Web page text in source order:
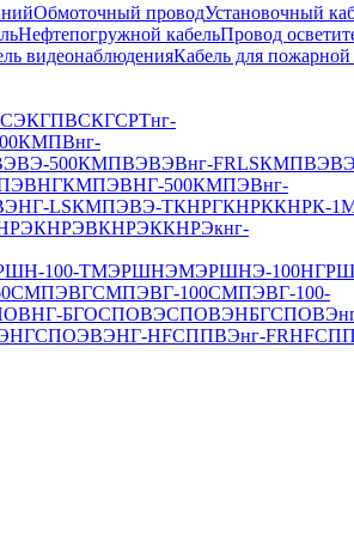
Обмоточный проводУстановочный
Нефтепогружной кабельПровод
видеонаблюденияКабель для пожарной
КГПВСКГСРТнг-
КМПВнг-
500КМПВЭВЭВнг-FRLS
КМПЭВНГ-500КМПЭВнг-
LSКМПЭВЭ-ТКНРГКНРККНРК-
КНРЭВКНРЭККНРЭкнг-
100-ТМЭРШНЭМЭРШНЭ-100
СМПЭВГСМПЭВГ-100СМПЭВГ-100-
БГОСПОВЭСПОВЭНБГ
СПОЭВЭНГ-HFСППВЭнг-FRHF